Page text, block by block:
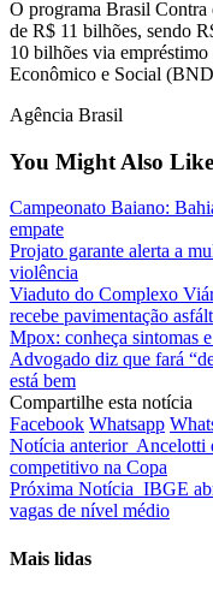
O programa Brasil
de R$ 11 bilhões, sendo
10 bilhões via
Econômico e Social
Agência Brasil
You Might Also Like
Campeonato Baiano:
empate
Projato garante alerta a
violência
Viaduto do Complexo
recebe pavimentação
Mpox: conheça sintomas
Advogado diz que fará
está bem
Compartilhe esta notícia
Facebook Whatsapp
Notícia anterior Ancelotti
competitivo na Copa
Próxima Notícia IBGE
vagas de nível médio
Mais lidas